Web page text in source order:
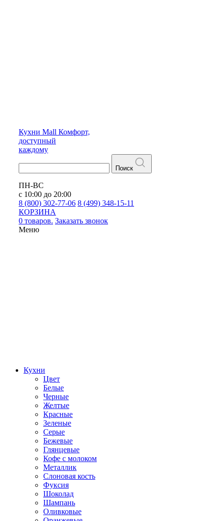
Кухни Mall Комфорт,
доступный
каждому
Поиск
ПН-ВС
с 10:00 до 20:00
8 (800) 302-77-06 8 (499) 348-15-11
КОРЗИНА
0 товаров. Заказать звонок
Меню
Кухни
Цвет
Белые
Черные
Желтые
Красные
Зеленые
Серые
Бежевые
Глянцевые
Кофе с молоком
Металлик
Слоновая кость
Фуксия
Шоколад
Шампань
Оливковые